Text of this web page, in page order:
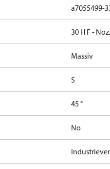
a7055499-
30 H F -
Massiv
S
45 °
No